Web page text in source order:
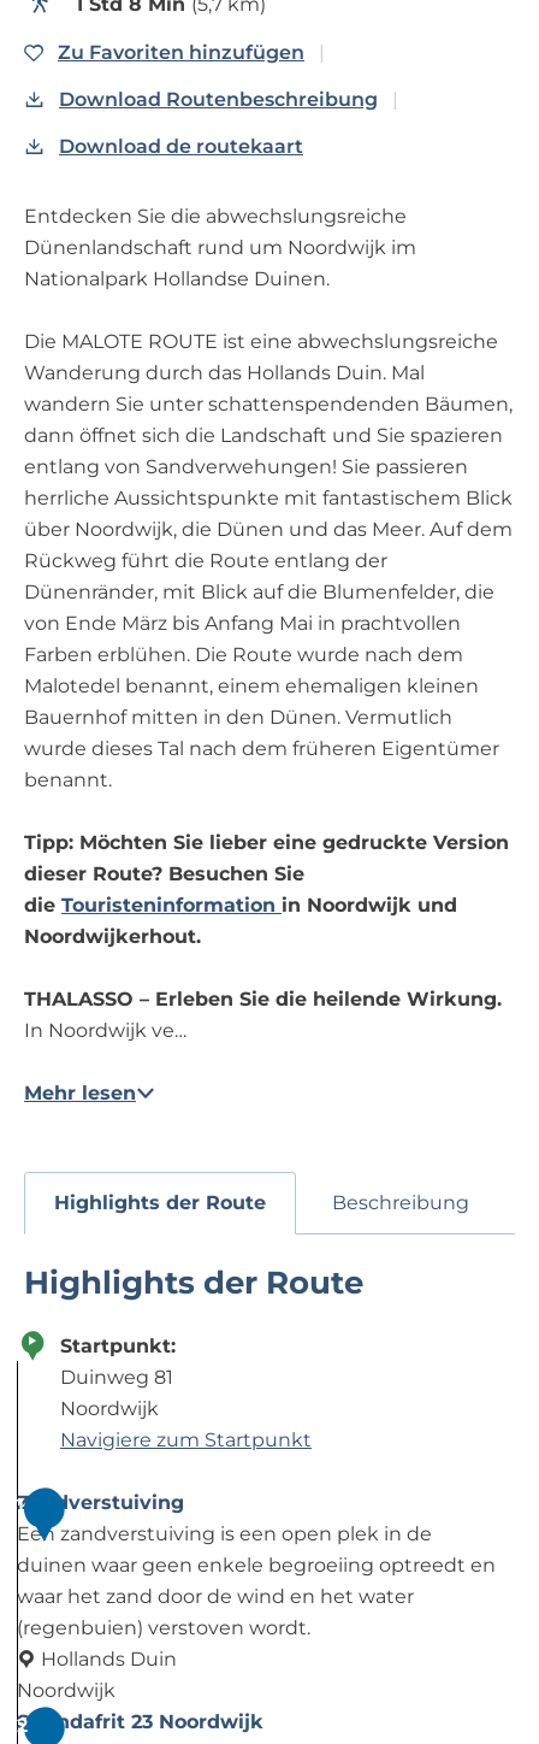
a
e
Zu Favoriten hinzufügen Zu Favoriten
Download Routenbeschreibung
Download de routekaart
Entdecken Sie die abwechslungsreiche
Dünenlandschaft rund um Noordwijk im
Nationalpark Hollandse Duinen.
Die MALOTE ROUTE ist eine abwechslungsreiche
Wanderung durch das Hollands Duin. Mal
wandern Sie unter schattenspendenden Bäumen,
dann öffnet sich die Landschaft und Sie spazieren
entlang von Sandverwehungen! Sie passieren
herrliche Aussichtspunkte mit fantastischem Blick
über Noordwijk, die Dünen und das Meer. Auf dem
Rückweg führt die Route entlang der
Dünenränder, mit Blick auf die Blumenfelder, die
von Ende März bis Anfang Mai in prachtvollen
Farben erblühen. Die Route wurde nach dem
Malotedel benannt, einem ehemaligen kleinen
Bauernhof mitten in den Dünen. Vermutlich
wurde dieses Tal nach dem früheren Eigentümer
benannt.
Tipp: Möchten Sie lieber eine gedruckte Version
dieser Route? Besuchen Sie
die Touristeninformation in Noordwijk und
Noordwijkerhout.
THALASSO – Erleben Sie die heilende Wirkung.
In Noordwijk ve…
Mehr lesen
Highlights der Route Beschreibung
Highlights der Route
Startpunkt:
Duinweg 81
Noordwijk
Navigiere zum Startpunkt
1
Zandverstuiving
Een zandverstuiving is een open plek in de
duinen waar geen enkele begroeiing optreedt en
waar het zand door de wind en het water
(regenbuien) verstoven wordt.
Hollands Duin
Noordwijk
Z
2
Strandafrit 23 Noordwijk